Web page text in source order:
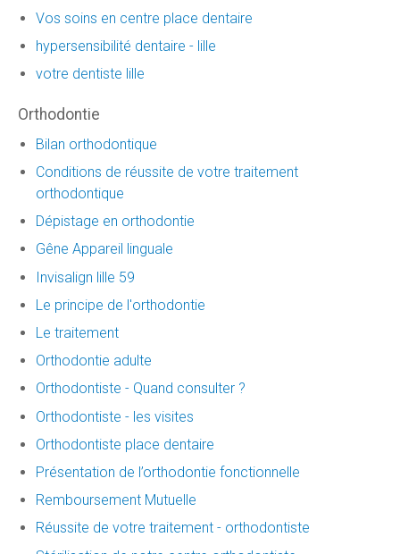
Vos soins en centre place dentaire
hypersensibilité dentaire - lille
votre dentiste lille
Orthodontie
Bilan orthodontique
Conditions de réussite de votre traitement
orthodontique
Dépistage en orthodontie
Gêne Appareil linguale
Invisalign lille 59
Le principe de l'orthodontie
Le traitement
Orthodontie adulte
Orthodontiste - Quand consulter ?
Orthodontiste - les visites
Orthodontiste place dentaire
Présentation de l’orthodontie fonctionnelle
Remboursement Mutuelle
Réussite de votre traitement - orthodontiste